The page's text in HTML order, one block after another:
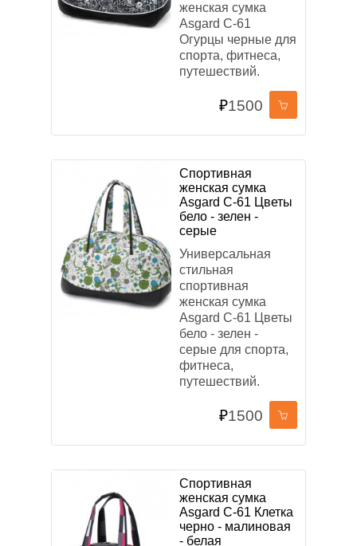
женская сумка
Asgard С-61
Огурцы черные для
спорта, фитнеса,
путешествий.
₽1500
Спортивная
женская сумка
Asgard С-61 Цветы
бело - зелен -
серые
Универсальная
стильная
спортивная
женская сумка
Asgard С-61 Цветы
бело - зелен -
серые для спорта,
фитнеса,
путешествий.
₽1500
Спортивная
женская сумка
Asgard С-61 Клетка
черно - малиновая
- белая